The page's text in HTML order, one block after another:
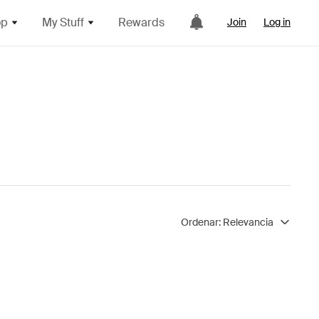
My Stuff Rewards Join Log in
Ordenar: Relevancia